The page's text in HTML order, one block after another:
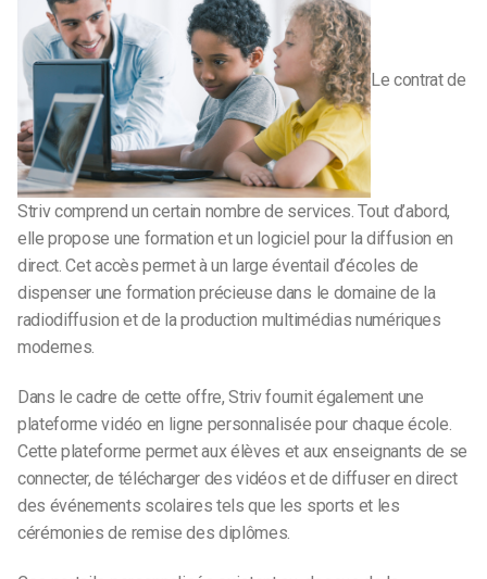
Le contrat de
Striv comprend un certain nombre de services. Tout d’abord,
elle propose une formation et un logiciel pour la diffusion en
direct. Cet accès permet à un large éventail d’écoles de
dispenser une formation précieuse dans le domaine de la
radiodiffusion et de la production multimédias numériques
modernes.
Dans le cadre de cette offre, Striv fournit également une
plateforme vidéo en ligne personnalisée pour chaque école.
Cette plateforme permet aux élèves et aux enseignants de se
connecter, de télécharger des vidéos et de diffuser en direct
des événements scolaires tels que les sports et les
cérémonies de remise des diplômes.